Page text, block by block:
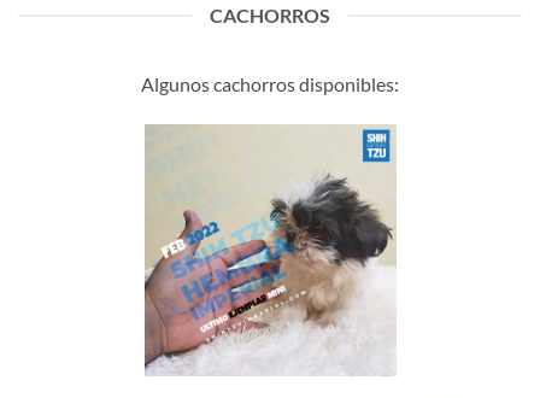
CACHORROS
Algunos cachorros disponibles: